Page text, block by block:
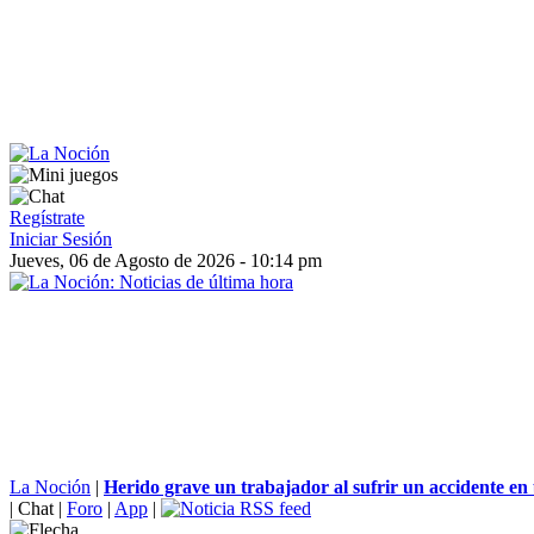
Regístrate
Iniciar Sesión
Jueves, 06 de Agosto de 2026 - 10:14 pm
La Noción | Herido grave un trabajador al sufrir un accidente en
| Chat | Foro | App |